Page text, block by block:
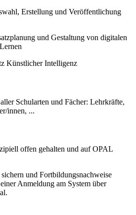
Erstellung und Veröffentlichung
und Gestaltung von digitalen
Künstlicher Intelligenz
Schularten und Fächer: Lehrkräfte,
innen, ...
offen gehalten und auf OPAL
und Fortbildungsnachweise
Anmeldung am System über